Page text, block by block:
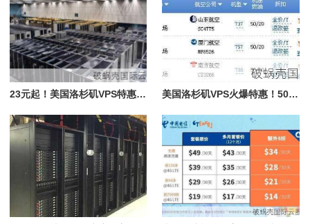
23元起！美国洛杉矶VPS特惠来袭，性能有保障，IP支持观看** 美国洛杉矶VPS火爆特惠！500Mbps带宽、500G流量仅需19.80美元/月